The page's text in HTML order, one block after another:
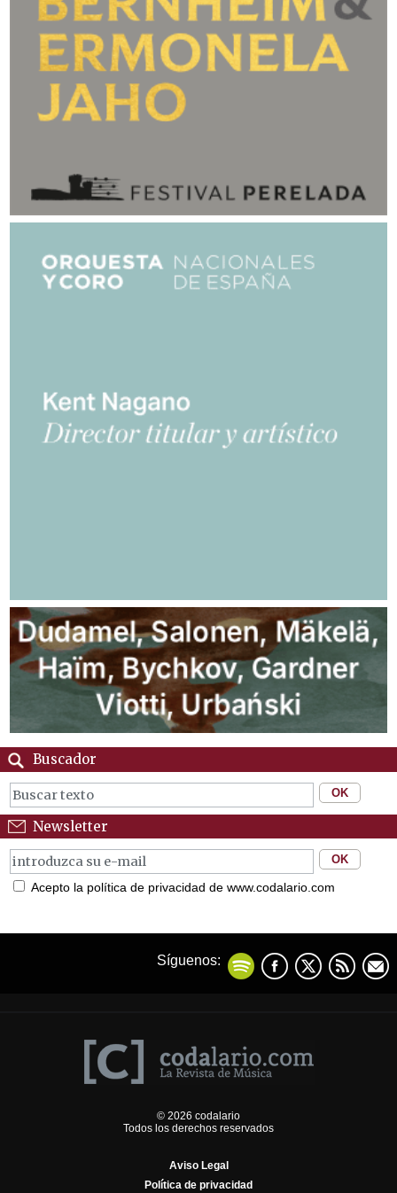
Buscador
Newsletter
Acepto la política de privacidad de www.codalario.com
Síguenos:
© 2026 codalario
Todos los derechos reservados
Aviso Legal
Política de privacidad